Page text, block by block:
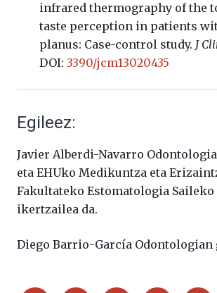
infrared thermography of the
taste perception in patients
planus: Case-control study. J
DOI: 3390/jcm13020435
Egileez:
Javier Alberdi-Navarro
eta EHUko Medikuntza eta
Fakultateko Estomatologia
ikertzailea da.
Diego Barrio-García Odontologian